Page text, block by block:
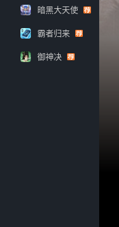
暗黑大天使
霸者归来
御神决